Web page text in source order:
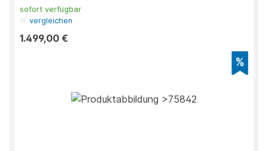
sofort verfügbar
vergleichen
1.499,00 €